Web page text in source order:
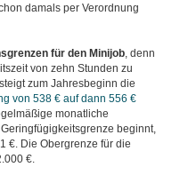
damals per Verordnung
für den Minijob, denn
von zehn Stunden zu
zum Jahresbeginn die
von 538 € auf dann 556 €
monatliche
beginnt,
€. Die Obergrenze für die
€.